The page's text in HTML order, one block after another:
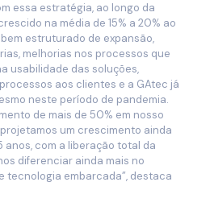
essa estratégia, ao longo da
na média de 15% a 20% ao
estruturado de expansão,
melhorias nos processos que
usabilidade das soluções,
aos clientes e a GAtec já
neste período de pandemia.
de mais de 50% em nosso
um crescimento ainda
anos, com a liberação total da
diferenciar ainda mais no
tecnologia embarcada”, destaca